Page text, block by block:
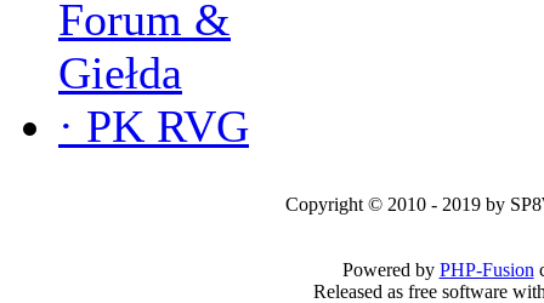
Forum &
Giełda
· PK RVG
Copyright © 2010 - 2019 by
Powered by PHP-Fusion
Released as free software